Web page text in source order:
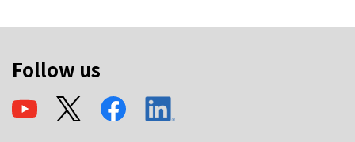
Follow us